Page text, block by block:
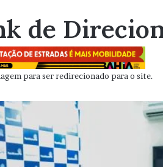
de
para ser redirecionado para o site.